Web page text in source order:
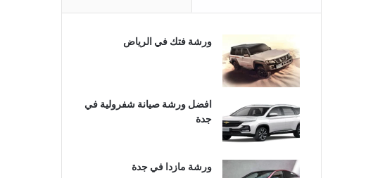
ورشة فتك في الرياض
افضل ورشة صيانة شفرولية في
جدة
ورشة مازدا في جدة